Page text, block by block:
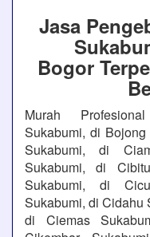
Jasa
Bogor
Murah
Sukabumi, di
Sukabumi, di
Sukabumi, di
Sukabumi, di
Sukabumi, di Cidahu
di Ciemas